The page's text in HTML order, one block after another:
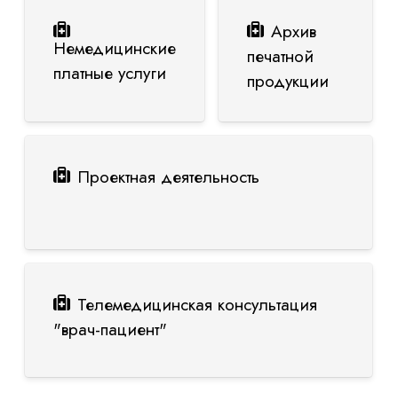
Немедицинские
платные услуги
Архив
печатной
продукции
Проектная деятельность
Телемедицинская консультация
"врач-пациент"